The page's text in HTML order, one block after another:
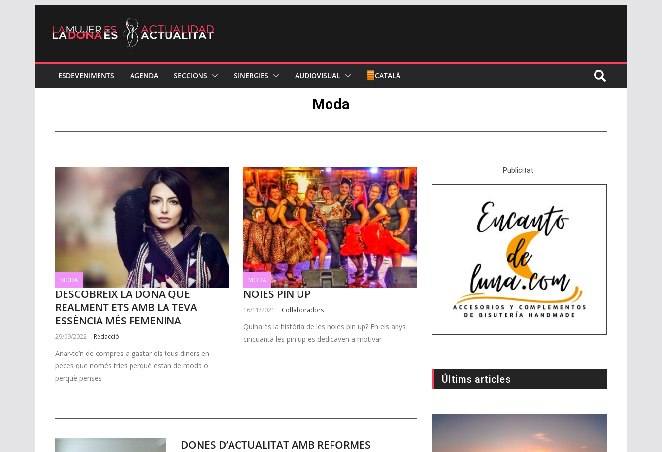
ESDEVENIMENTS AGENDA SECCIONS SINERGIES AUDIOVISUAL CATALÀ
Moda
MODA
DESCOBREIX LA DONA QUE
REALMENT ETS AMB LA TEVA
ESSÈNCIA MÉS FEMENINA
29/09/2022 Redacció
Anar-te’n de compres a gastar els teus diners en
peces que només tries perquè estan de moda o
perquè penses
MODA
NOIES PIN UP
16/11/2021 Col·laboradors
Quina és la història de les noies pin up? En els anys
cincuanta les pin up es dedicaven a motivar
DONES D’ACTUALITAT AMB REFORMES
Publicitat
Últims articles